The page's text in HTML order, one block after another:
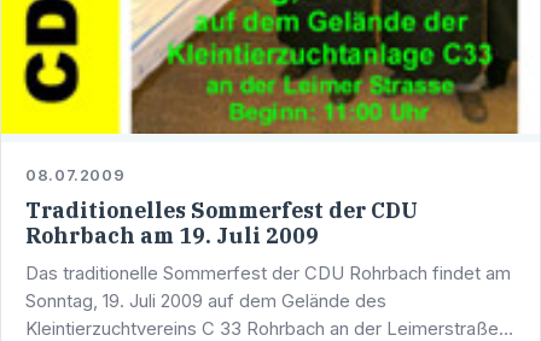
08.07.2009
Traditionelles Sommerfest der CDU
Rohrbach am 19. Juli 2009
Das traditionelle Sommerfest der CDU Rohrbach findet am
Sonntag, 19. Juli 2009 auf dem Gelände des
Kleintierzuchtvereins C 33 Rohrbach an der Leimerstraße